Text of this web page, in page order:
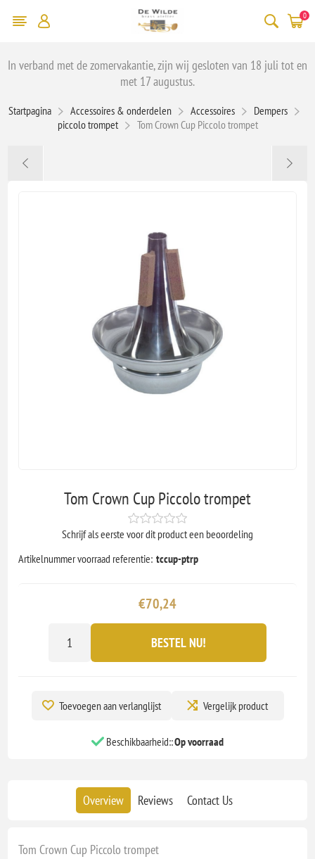
0
In verband met de zomervakantie, zijn wij gesloten van 18 juli tot en
met 17 augustus.
Startpagina Accessoires & onderdelen Accessoires
Dempers
piccolo trompet
Tom Crown Cup Piccolo trompet
Tom Crown Cup Piccolo trompet
Schrijf als eerste voor dit product een beoordeling
Artikelnummer voorraad referentie: tccup-ptrp
€70,24
BESTEL NU!
Toevoegen aan verlanglijst Vergelijk product
Beschikbaarheid::Op voorraad
Overview Reviews Contact Us
Tom Crown Cup Piccolo trompet